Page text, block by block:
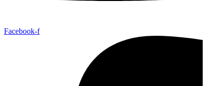
Facebook-f